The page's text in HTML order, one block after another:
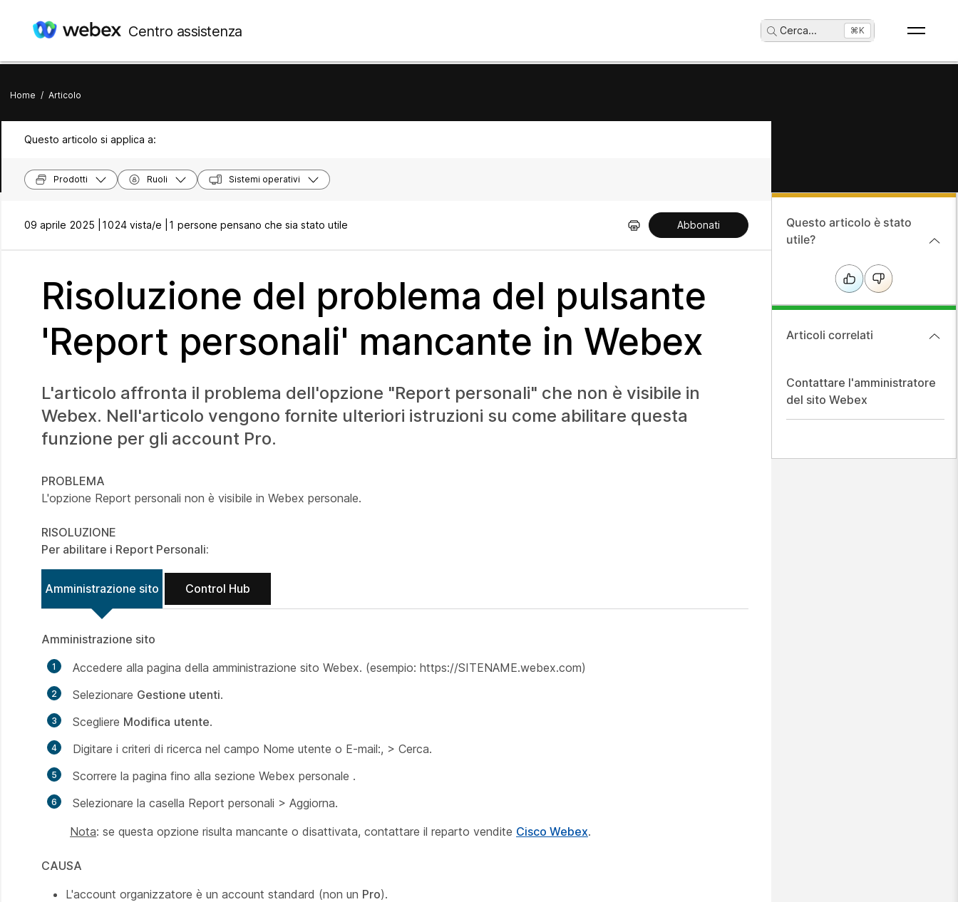
Centro assistenza Cerca... ⌘K
Home / Articolo
Questo articolo si applica a:
Prodotti Ruoli Sistemi operativi
09 aprile 2025 | 1024 vista/e | 1 persone pensano che sia stato utile Abbonati
Risoluzione del problema del pulsante
'Report personali' mancante in Webex
L'articolo affronta il problema dell'opzione "Report personali" che non è visibile in
Webex. Nell'articolo vengono fornite ulteriori istruzioni su come abilitare questa
funzione per gli account Pro.
PROBLEMA
L'opzione Report personali non è visibile in Webex personale.
RISOLUZIONE
Per abilitare i Report Personali:
Amministrazione sito Control Hub
Amministrazione sito
Accedere alla pagina della amministrazione sito Webex. (esempio: https://SITENAME.webex.com)
Selezionare Gestione utenti.
Scegliere Modifica utente.
Digitare i criteri di ricerca nel campo Nome utente o E-mail:, > Cerca.
Scorrere la pagina fino alla sezione Webex personale .
Selezionare la casella Report personali > Aggiorna.
Nota: se questa opzione risulta mancante o disattivata, contattare il reparto vendite Cisco Webex.
CAUSA
L'account organizzatore è un account standard (non un Pro).
Questo articolo è stato
utile?
Articoli correlati
Contattare l'amministratore
del sito Webex